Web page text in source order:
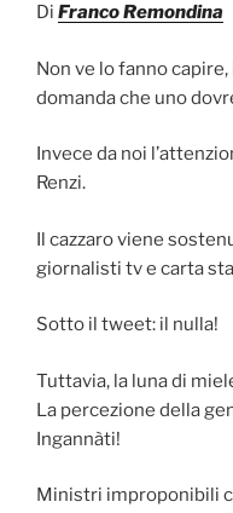
Di Franco Remondina
Non ve lo fanno
domanda che uno
Invece da noi
Renzi.
Il cazzaro viene
giornalisti tv e carta
Sotto il tweet: il nulla!
Tuttavia, la luna di
La percezione della
Ingannàti!
Ministri improponibili